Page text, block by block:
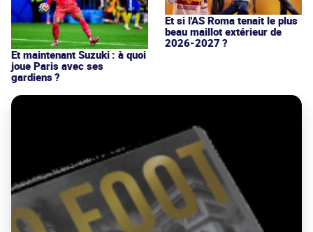
Et maintenant Suzuki : à quoi
joue Paris avec ses
gardiens ?
Et si l'AS Roma tenait le plus
beau maillot extérieur de
2026-2027 ?